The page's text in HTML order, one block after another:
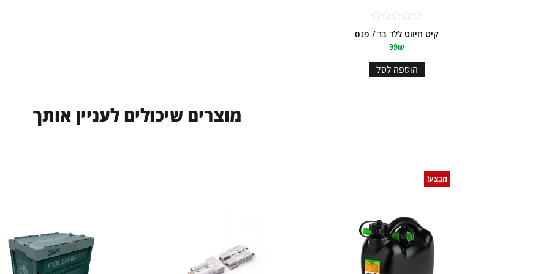
קיט חיווט ללד בר / פנס
99₪
הוספה לסל
דורג
0
5
מוצרים שיכולים לעניין אותך
מבצע!